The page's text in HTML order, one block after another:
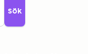
Sök